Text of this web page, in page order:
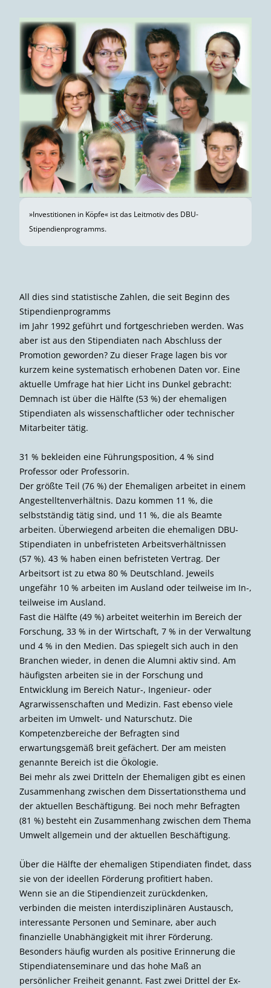
»Investitionen in Köpfe« ist das Leitmotiv des DBU-
Stipendienprogramms.
All dies sind statistische Zahlen, die seit Beginn des
Stipendienprogramms
im Jahr 1992 geführt und fortgeschrieben werden. Was
aber ist aus den Stipendiaten nach Abschluss der
Promotion geworden? Zu dieser Frage lagen bis vor
kurzem keine systematisch erhobenen Daten vor. Eine
aktuelle Umfrage hat hier Licht ins Dunkel gebracht:
Demnach ist über die Hälfte (53 %) der ehemaligen
Stipendiaten als wissenschaftlicher oder technischer
Mitarbeiter tätig.
31 % bekleiden eine Führungsposition, 4 % sind
Professor oder Professorin.
Der größte Teil (76 %) der Ehemaligen arbeitet in einem
Angestelltenverhältnis. Dazu kommen 11 %, die
selbstständig tätig sind, und 11 %, die als Beamte
arbeiten. Überwiegend arbeiten die ehemaligen DBU-
Stipendiaten in unbefristeten Arbeitsverhältnissen
(57 %). 43 % haben einen befristeten Vertrag. Der
Arbeitsort ist zu etwa 80 % Deutschland. Jeweils
ungefähr 10 % arbeiten im Ausland oder teilweise im In-,
teilweise im Ausland.
Fast die Hälfte (49 %) arbeitet weiterhin im Bereich der
Forschung, 33 % in der Wirtschaft, 7 % in der Verwaltung
und 4 % in den Medien. Das spiegelt sich auch in den
Branchen wieder, in denen die Alumni aktiv sind. Am
häufigsten arbeiten sie in der Forschung und
Entwicklung im Bereich Natur-, Ingenieur- oder
Agrarwissenschaften und Medizin. Fast ebenso viele
arbeiten im Umwelt- und Naturschutz. Die
Kompetenzbereiche der Befragten sind
erwartungsgemäß breit gefächert. Der am meisten
genannte Bereich ist die Ökologie.
Bei mehr als zwei Dritteln der Ehemaligen gibt es einen
Zusammenhang zwischen dem Dissertationsthema und
der aktuellen Beschäftigung. Bei noch mehr Befragten
(81 %) besteht ein Zusammenhang zwischen dem Thema
Umwelt allgemein und der aktuellen Beschäftigung.
Über die Hälfte der ehemaligen Stipen­diaten findet, dass
sie von der ideellen Förderung profitiert haben.
Wenn sie an die Stipendienzeit zurückdenken,
verbinden die meisten interdisziplinären Austausch,
interessante Personen und Seminare, aber auch
finanzielle Unabhängigkeit mit ihrer Förderung.
Besonders häufig wurden als positive Erinnerung die
Stipendiatenseminare und das hohe Maß an
persönlicher Freiheit genannt. Fast zwei Drittel der Ex-